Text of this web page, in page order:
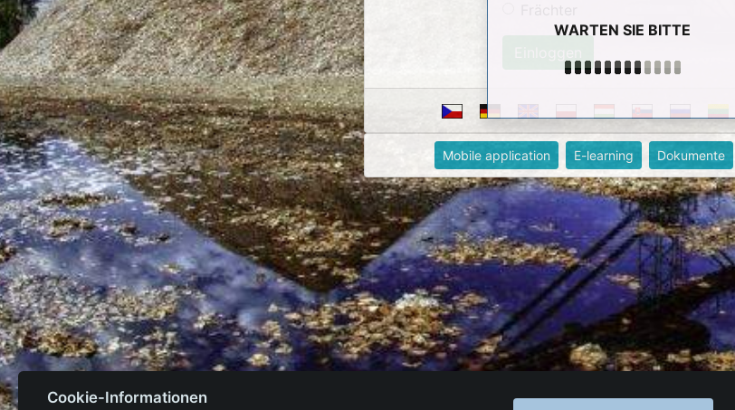
WARTEN SIE BITTE
Mobile application E-learning Dokumente
Cookie-Informationen